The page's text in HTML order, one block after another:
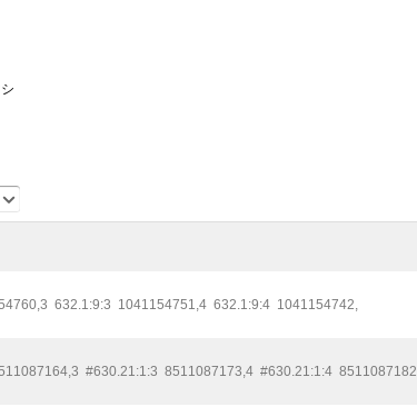
,3 632.1:9:3 1041154751,4 632.1:9:4 1041154742,
,3 #630.21:1:3 8511087173,4 #630.21:1:4 8511087182